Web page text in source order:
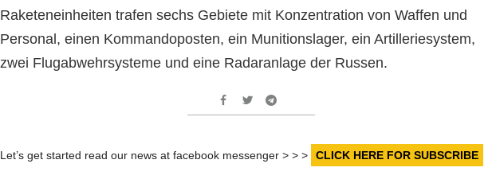
Raketeneinheiten trafen sechs Gebiete mit Konzentration von Waffen und
Personal, einen Kommandoposten, ein Munitionslager, ein Artilleriesystem,
zwei Flugabwehrsysteme und eine Radaranlage der Russen.
Let’s get started read our news at facebook messenger > > > CLICK HERE FOR SUBSCRIBE